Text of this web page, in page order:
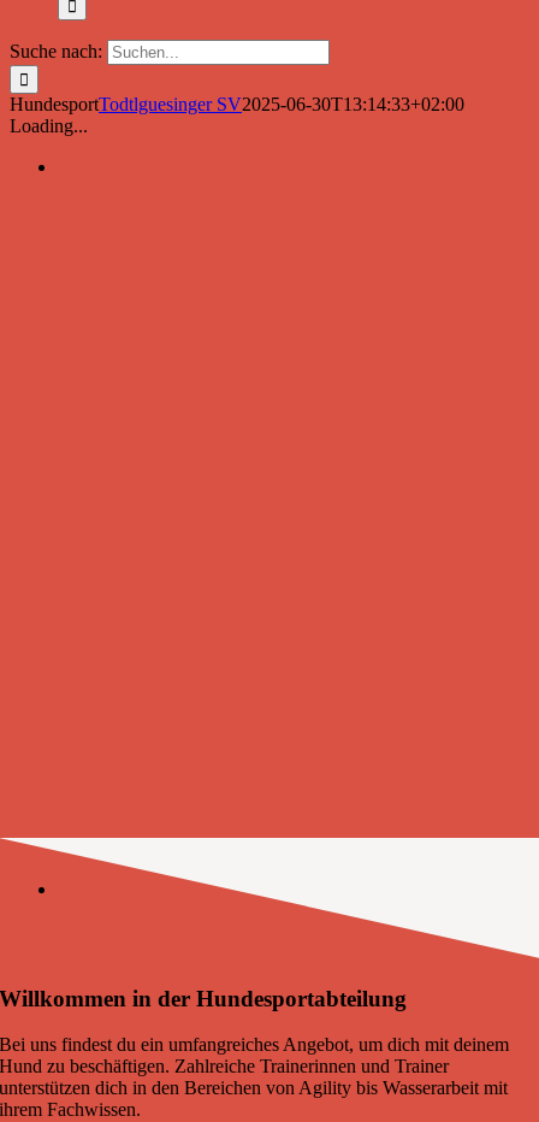
Suche nach:
HundesportTodtlguesinger SV2025-06-30T13:14:33+02:00
Loading...
Willkommen in der Hundesportabteilung
Bei uns findest du ein umfangreiches Angebot, um dich mit deinem
Hund zu beschäftigen. Zahlreiche Trainerinnen und Trainer
unterstützen dich in den Bereichen von Agility bis Wasserarbeit mit
ihrem Fachwissen.